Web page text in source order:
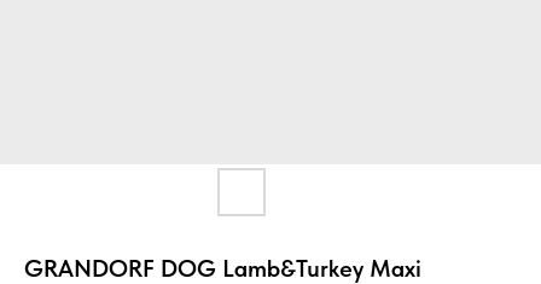
GRANDORF DOG Lamb&Turkey Maxi